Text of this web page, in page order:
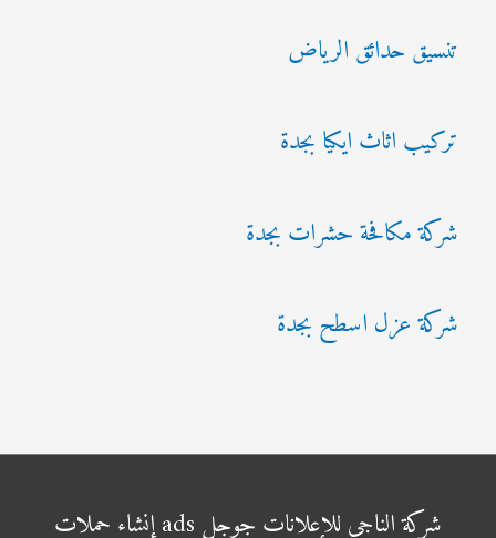
تنسيق حدائق الرياض
تركيب اثاث ايكيا بجدة
شركة مكافحة حشرات بجدة
شركة عزل اسطح بجدة
شركة الناجي للإعلانات جوجل ads إنشاء حملات